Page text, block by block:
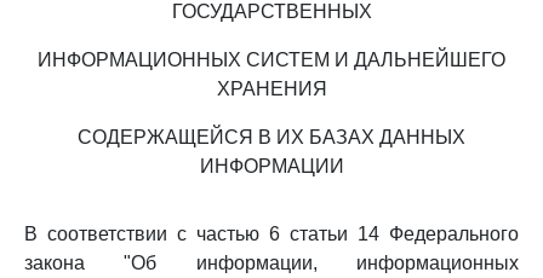
ГОСУДАРСТВЕННЫХ
ИНФОРМАЦИОННЫХ СИСТЕМ И ДАЛЬНЕЙШЕГО
ХРАНЕНИЯ
СОДЕРЖАЩЕЙСЯ В ИХ БАЗАХ ДАННЫХ
ИНФОРМАЦИИ
В соответствии с частью 6 статьи 14 Федерального
закона "Об информации, информационных